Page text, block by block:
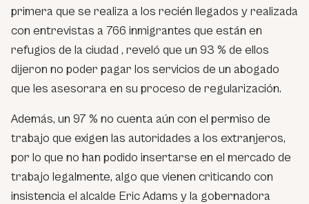
primera que se realiza a los recién llegados y realizada
con entrevistas a 766 inmigrantes que están en
refugios de la ciudad , reveló que un 93 % de ellos
dijeron no poder pagar los servicios de un abogado
que les asesorara en su proceso de regularización.
Además, un 97 % no cuenta aún con el permiso de
trabajo que exigen las autoridades a los extranjeros,
por lo que no han podido insertarse en el mercado de
trabajo legalmente, algo que vienen criticando con
insistencia el alcalde Eric Adams y la gobernadora